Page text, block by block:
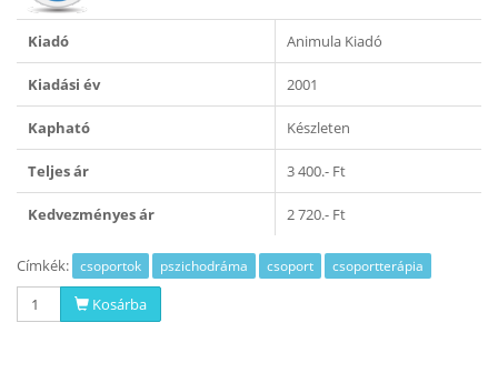
Kiadó Animula Kiadó
Kiadási év 2001
Kapható Készleten
Teljes ár 3 400.- Ft
Kedvezményes ár 2 720.- Ft
Címkék: csoportok pszichodráma csoport csoportterápia
Kosárba